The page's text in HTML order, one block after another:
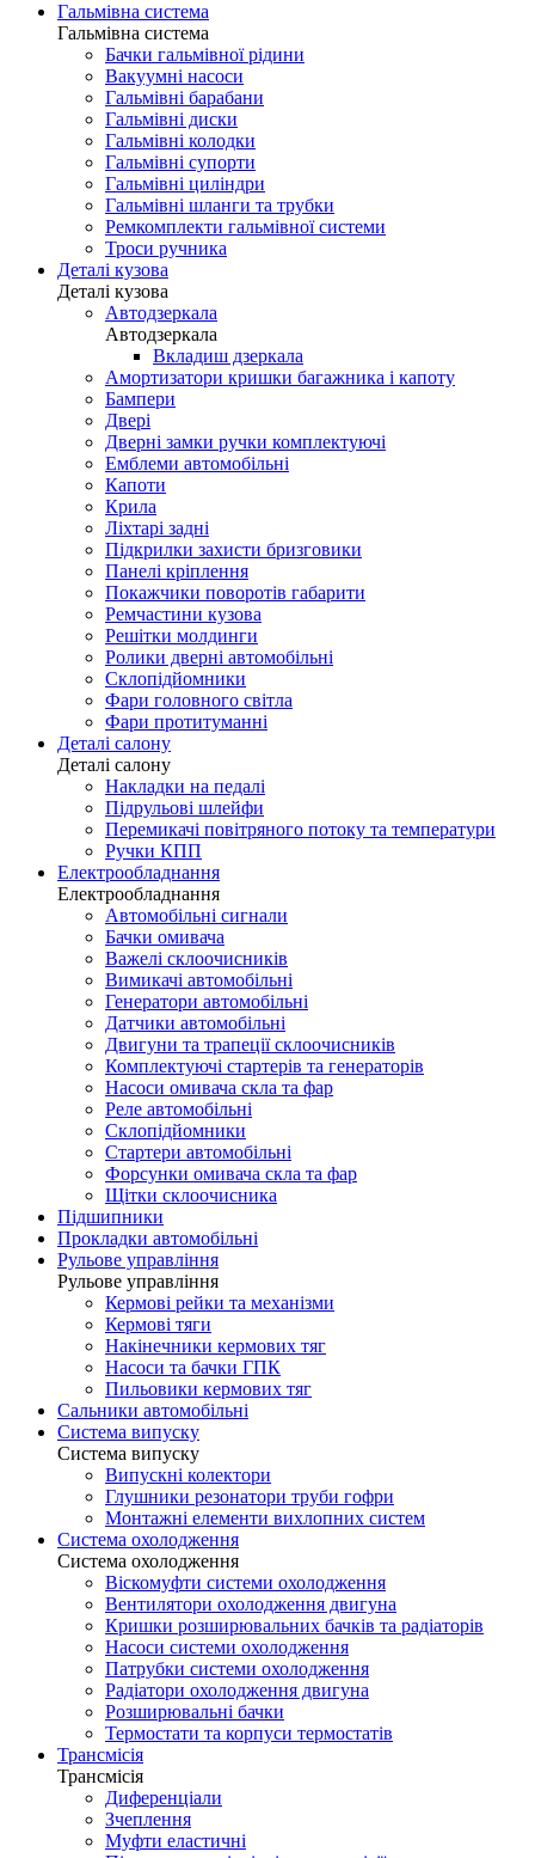
Гальмівна система
Гальмівна система
Бачки гальмівної рідини
Вакуумні насоси
Гальмівні барабани
Гальмівні диски
Гальмівні колодки
Гальмівні супорти
Гальмівні циліндри
Гальмівні шланги та трубки
Ремкомплекти гальмівної системи
Троси ручника
Деталі кузова
Деталі кузова
Автодзеркала
Автодзеркала
Вкладиш дзеркала
Амортизатори кришки багажника і капоту
Бампери
Двері
Дверні замки ручки комплектуючі
Емблеми автомобільні
Капоти
Крила
Ліхтарі задні
Підкрилки захисти бризговики
Панелі кріплення
Покажчики поворотів габарити
Ремчастини кузова
Решітки молдинги
Ролики дверні автомобільні
Склопідйомники
Фари головного світла
Фари протитуманні
Деталі салону
Деталі салону
Накладки на педалі
Підрульові шлейфи
Перемикачі повітряного потоку та температури
Ручки КПП
Електрообладнання
Електрообладнання
Автомобільні сигнали
Бачки омивача
Важелі склоочисників
Вимикачі автомобільні
Генератори автомобільні
Датчики автомобільні
Двигуни та трапеції склоочисників
Комплектуючі стартерів та генераторів
Насоси омивача скла та фар
Реле автомобільні
Склопідйомники
Стартери автомобільні
Форсунки омивача скла та фар
Щітки склоочисника
Підшипники
Прокладки автомобільні
Рульове управління
Рульове управління
Кермові рейки та механізми
Кермові тяги
Накінечники кермових тяг
Насоси та бачки ГПК
Пильовики кермових тяг
Сальники автомобільні
Система випуску
Система випуску
Випускні колектори
Глушники резонатори труби гофри
Монтажні елементи вихлопних систем
Система охолодження
Система охолодження
Віскомуфти системи охолодження
Вентилятори охолодження двигуна
Кришки розширювальних бачків та радіаторів
Насоси системи охолодження
Патрубки системи охолодження
Радіатори охолодження двигуна
Розширювальні бачки
Термостати та корпуси термостатів
Трансмісія
Трансмісія
Диференціали
Зчеплення
Муфти еластичні